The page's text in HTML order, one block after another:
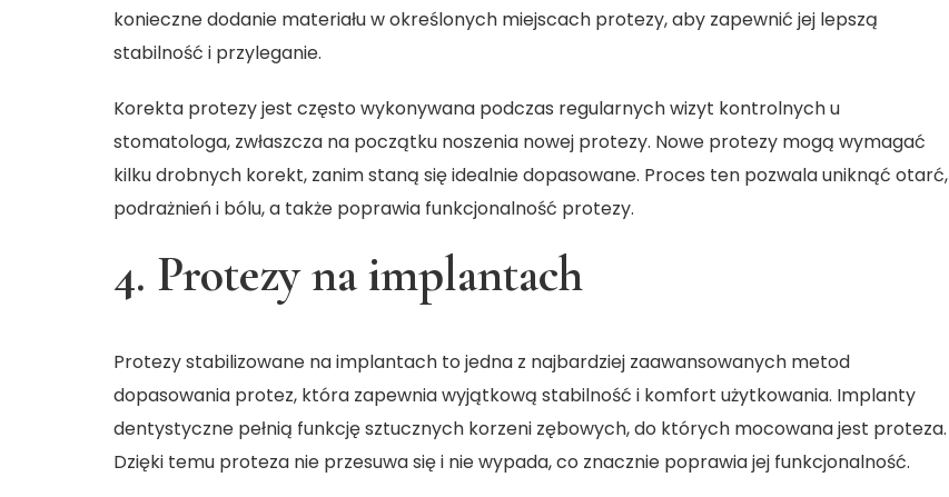
konieczne dodanie materiału w określonych miejscach protezy, aby zapewnić jej lepszą
stabilność i przyleganie.
Korekta protezy jest często wykonywana podczas regularnych wizyt kontrolnych u
stomatologa, zwłaszcza na początku noszenia nowej protezy. Nowe protezy mogą wymagać
kilku drobnych korekt, zanim staną się idealnie dopasowane. Proces ten pozwala uniknąć otarć,
podrażnień i bólu, a także poprawia funkcjonalność protezy.
4. Protezy na implantach
Protezy stabilizowane na implantach to jedna z najbardziej zaawansowanych metod
dopasowania protez, która zapewnia wyjątkową stabilność i komfort użytkowania. Implanty
dentystyczne pełnią funkcję sztucznych korzeni zębowych, do których mocowana jest proteza.
Dzięki temu proteza nie przesuwa się i nie wypada, co znacznie poprawia jej funkcjonalność.